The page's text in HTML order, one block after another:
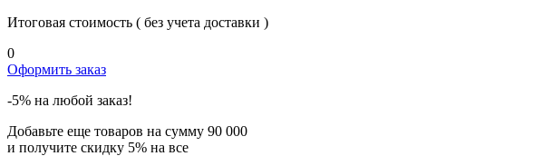
Итоговая стоимость ( без учета доставки )
0
Оформить заказ
-5% на любой заказ!
Добавьте еще товаров на сумму 90 000
и получите скидку 5% на все